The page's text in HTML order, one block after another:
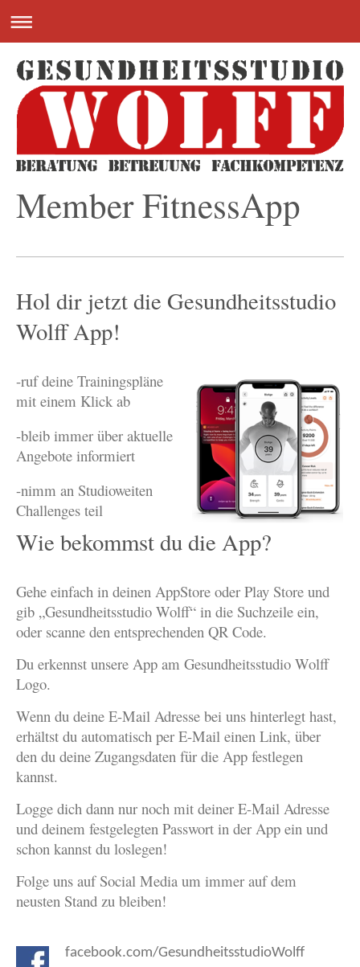
Member FitnessApp
Hol dir jetzt die Gesundheitsstudio
Wolff App!
-ruf deine Trainingspläne
mit einem Klick ab
-bleib immer über aktuelle
Angebote informiert
-nimm an Studioweiten
Challenges teil
Wie bekommst du die App?
Gehe einfach in deinen AppStore oder Play Store und
gib „Gesundheitsstudio Wolff“ in die Suchzeile ein,
oder scanne den entsprechenden QR Code.
Du erkennst unsere App am Gesundheitsstudio Wolff
Logo.
Wenn du deine E-Mail Adresse bei uns hinterlegt hast,
erhältst du automatisch per E-Mail einen Link, über
den du deine Zugangsdaten für die App festlegen
kannst.
Logge dich dann nur noch mit deiner E-Mail Adresse
und deinem festgelegten Passwort in der App ein und
schon kannst du loslegen!
Folge uns auf Social Media um immer auf dem
neusten Stand zu bleiben!
facebook.com/GesundheitsstudioWolff